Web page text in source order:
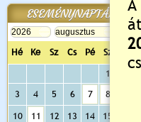
ESEMÉNYNAPTÁR
Hé Ke Sz Cs Pé Sz
Va
1
3
4 5 6 7 8
10 11 12 13 14 15